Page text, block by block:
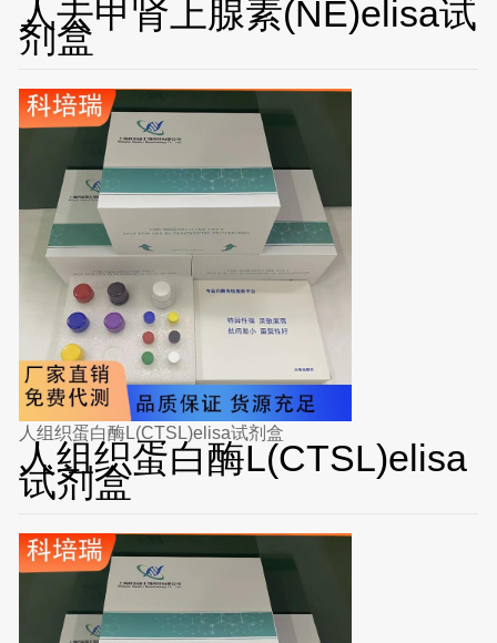
人去甲肾上腺素(NE)elisa试
剂盒
人组织蛋白酶L(CTSL)elisa试剂盒
人组织蛋白酶L(CTSL)elisa
试剂盒